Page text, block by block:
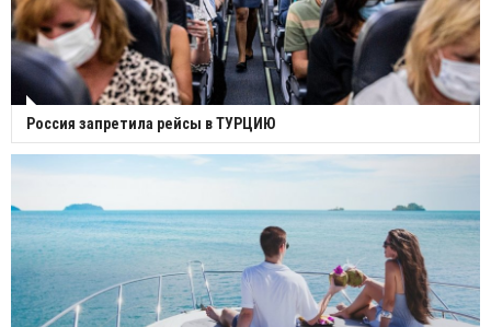
Россия запретила рейсы в ТУРЦИЮ